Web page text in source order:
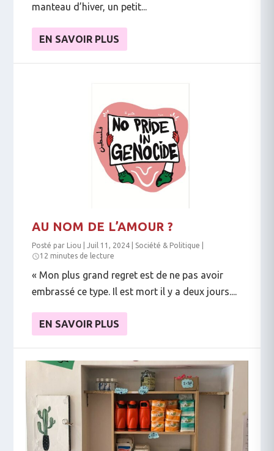
manteau d’hiver, un petit...
EN SAVOIR PLUS
AU NOM DE L’AMOUR ?
Posté par Liou |Juil 11, 2024 Société & Politique
12 minutes de lecture
« Mon plus grand regret est de ne pas avoir
embrassé ce type. Il est mort il y a deux jours....
EN SAVOIR PLUS